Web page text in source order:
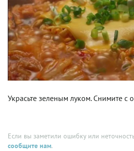
Украсьте зеленым луком. Снимите с
Если вы заметили ошибку или
сообщите нам.